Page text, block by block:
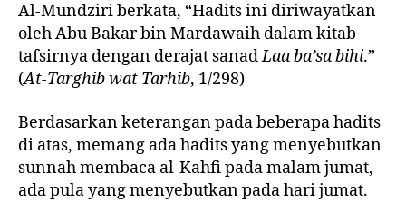
Al-Mundziri berkata, “Hadits ini diriwayatkan
oleh Abu Bakar bin Mardawaih dalam kitab
tafsirnya dengan derajat sanadLaa ba’sa bihi.”
(At-Targhib wat Tarhib, 1/298)
Berdasarkan keterangan pada beberapa hadits
di atas, memang ada hadits yang menyebutkan
sunnah membaca al-Kahfi pada malam jumat,
ada pula yang menyebutkan pada hari jumat.